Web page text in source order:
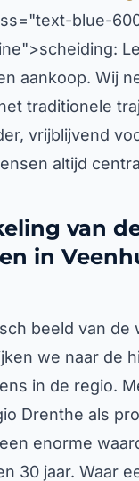
blue-
aankoop. Wij
traditionele
vrijblijvend
altijd
van
in
beeld van de
we naar de
in de regio.
Drenthe als
enorme
30 jaar. Waar